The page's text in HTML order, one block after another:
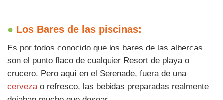
● Los Bares de las piscinas:
Es por todos conocido que los bares de las albercas
son el punto flaco de cualquier Resort de playa o
crucero. Pero aquí en el Serenade, fuera de una
cervezao refresco, las bebidas preparadas realmente